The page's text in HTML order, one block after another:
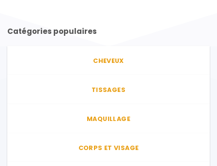
Catégories populaires
CHEVEUX
TISSAGES
MAQUILLAGE
CORPS ET VISAGE